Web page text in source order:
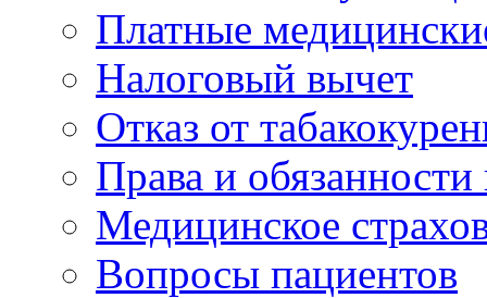
Платные
Налоговый вычет
Отказ от
Права и
Медицинское
Вопросы пациентов